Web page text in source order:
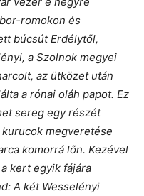
romokon és
búcsút Erdélytől,
a Szolnok megyei
az ütközet után
a rónai oláh papot. Ez
sereg egy részét
kurucok megveretése
komorrá lőn. Kezével
kert egyik fájára
A két Wesselényi